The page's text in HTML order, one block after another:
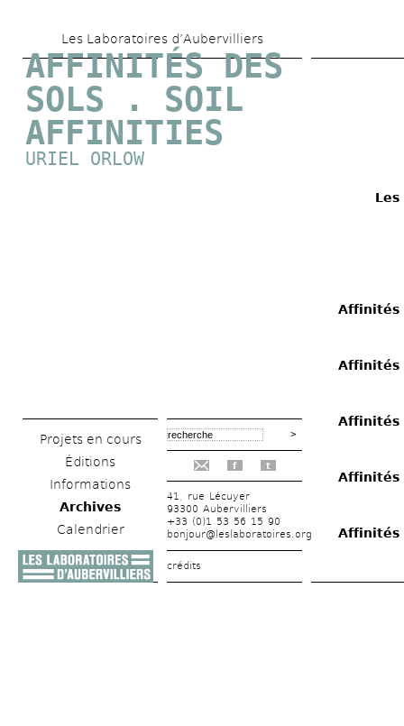
au
contenu
principal
Les Laboratoires d’Aubervilliers
AFFINITÉS DES
SOLS . SOIL
AFFINITIES
URIEL ORLOW
Projets en cours
Éditions
Informations
Archives
Calendrier
f t
41, rue Lécuyer
93300 Aubervilliers
+33 (0)1 53 56 15 90
bonjour@leslaboratoires.org
crédits
Affinités
Affinités
Affinités
Affinités
Affinités